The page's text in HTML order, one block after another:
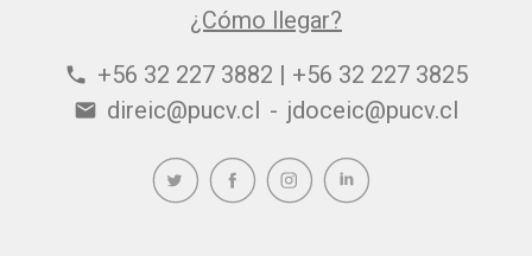
¿Cómo llegar?
phone +56 32 227 3882 | +56 32 227 3825
email direic@pucv.cl - jdoceic@pucv.cl